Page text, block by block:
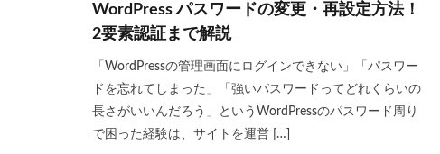
WordPress パスワードの変更・再設定方法！
2要素認証まで解説
「WordPressの管理画面にログインできない」「パスワー
ドを忘れてしまった」「強いパスワードってどれくらいの
長さがいいんだろう」というWordPressのパスワード周り
で困った経験は、サイトを運営 […]